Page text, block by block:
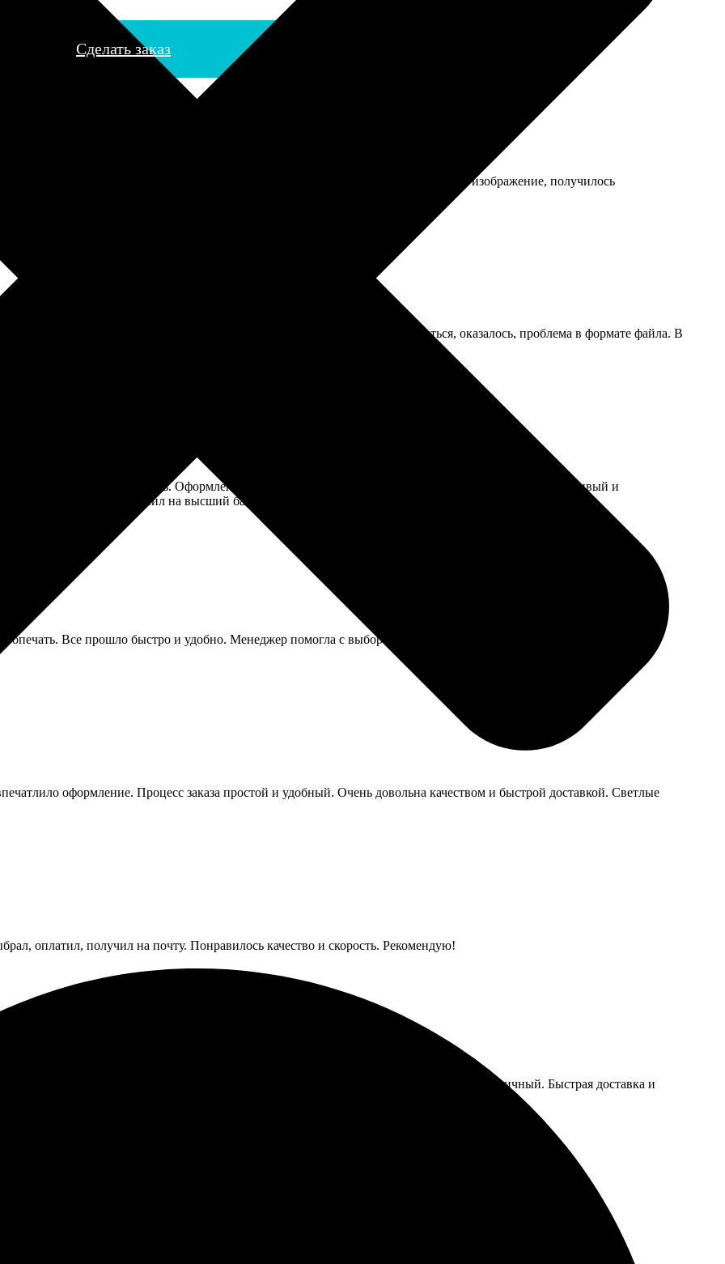
Сделать заказ
Сканировала сама, качество было так себе, но они смогли немного улучшить изображение, получилось
раз выдавал ошибку. Позвонила в поддержку, девушка помогла разобраться, оказалось, проблема в формате файла. В
сертификаты на фотопечать. Оформление прошло быстро и просто, всё очень удобно. Персонал вежливый и
работы компании оценил на высший балл — рекомендую всем!
Все прошло быстро и удобно. Менеджер помогла с выбором и ответила на все вопросы. Удовольствие от
оформление. Процесс заказа простой и удобный. Очень довольна качеством и быстрой доставкой. Светлые
оплатил, получил на почту. Понравилось качество и скорость. Рекомендую!
всё пришло в срок. Приятные цены, удобный сайт. Процесс заказа прост, а результат отличный. Быстрая доставка и
Получил вовремя, качественная печать и отличный сервис. Рекомендую друзьям!